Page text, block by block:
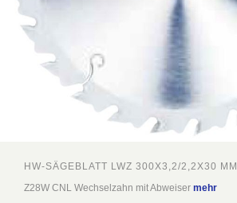
HW-SÄGEBLATT LWZ 300X3,2/2,2X30 MM
Z28W CNL Wechselzahn mit Abweiser mehr